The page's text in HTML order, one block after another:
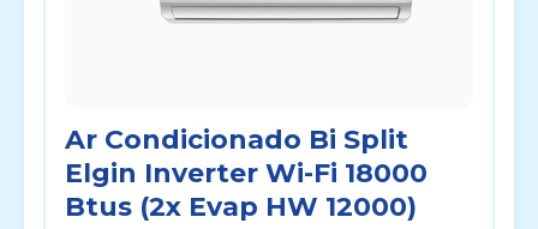
Ar Condicionado Bi Split
Elgin Inverter Wi-Fi 18000
Btus (2x Evap HW 12000)